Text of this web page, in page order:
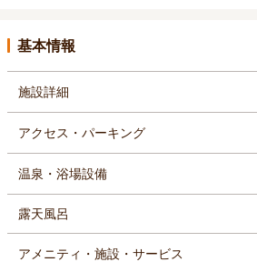
基本情報
施設詳細
アクセス・パーキング
温泉・浴場設備
露天風呂
アメニティ・施設・サービス